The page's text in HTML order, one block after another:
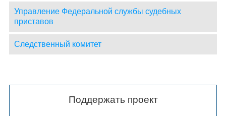
Управление Федеральной службы судебных
приставов
Следственный комитет
Поддержать проект